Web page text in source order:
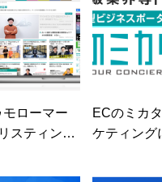
ローマー
スティング
ECのミカ
ケティング